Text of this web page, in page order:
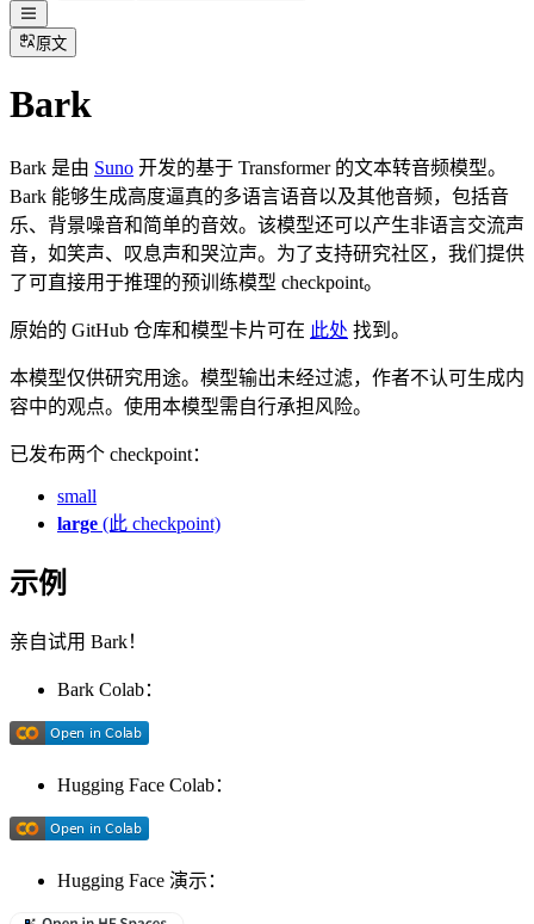
原文
Bark
Bark 是由 Suno 开发的基于 Transformer 的文本转音频模型。
Bark 能够生成高度逼真的多语言语音以及其他音频，包括音
乐、背景噪音和简单的音效。该模型还可以产生非语言交流声
音，如笑声、叹息声和哭泣声。为了支持研究社区，我们提供
了可直接用于推理的预训练模型 checkpoint。
原始的 GitHub 仓库和模型卡片可在 此处 找到。
本模型仅供研究用途。模型输出未经过滤，作者不认可生成内
容中的观点。使用本模型需自行承担风险。
已发布两个 checkpoint：
small
large (此 checkpoint)
示例
亲自试用 Bark！
Bark Colab：
Hugging Face Colab：
Hugging Face 演示：